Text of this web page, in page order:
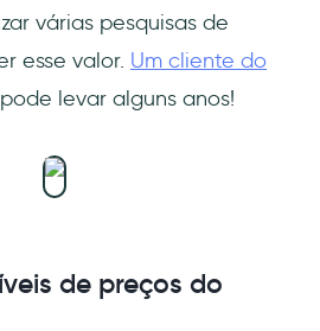
várias pesquisas de
esse valor. Um cliente do
levar alguns anos!
de preços do